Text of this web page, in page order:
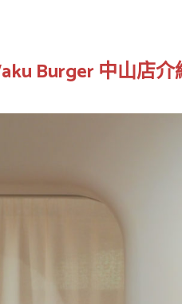
Burger 中山店介